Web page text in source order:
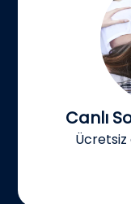
Canlı
Ücretsiz